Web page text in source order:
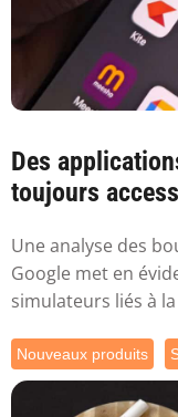
Des
toujours
Une analyse des
Google met en
simulateurs liés à
Nouveaux produits